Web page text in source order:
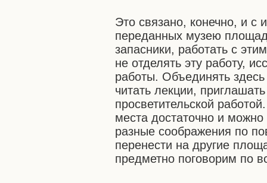
Это связано, конечно, и с
переданных музею
запасники, работать с
не отделять эту работу,
работы. Объединять
читать лекции,
просветительской
места достаточно и
разные соображения по
перенести на другие
предметно поговорим по